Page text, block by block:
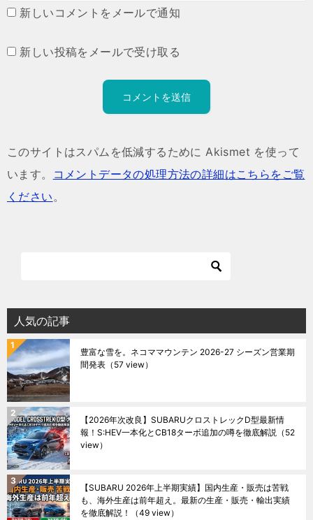
新しいコメントをメールで通知
新しい投稿をメールで受け取る
このサイトはスパムを低減するために Akismet を使って
います。
コメントデータの処理方法の詳細はこちらをご覧
ください。
人気の記事
豊富な雪を。ネコママウンテン 2026-27 シーズン営業期
間発表 （57 view）
【2026年次改良】SUBARUクロストレックD型最新情
報！S:HEV一本化とCB18ターボ追加の噂を徹底解説 （52
view）
【SUBARU 2026年上半期実績】国内生産・販売は苦戦
も、海外生産は前年超え。最新の生産・販売・輸出実績
を徹底解説！
（49 view）